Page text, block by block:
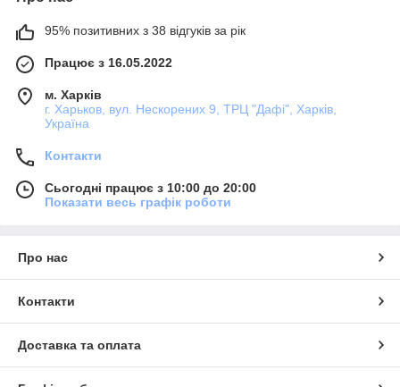
95% позитивних з 38 відгуків за рік
Працює з 16.05.2022
м. Харків
г. Харьков, вул. Нескорених 9, ТРЦ "Дафі", Харків,
Україна
Контакти
Сьогодні працює з 10:00 до 20:00
Показати весь графік роботи
Про нас
Контакти
Доставка та оплата